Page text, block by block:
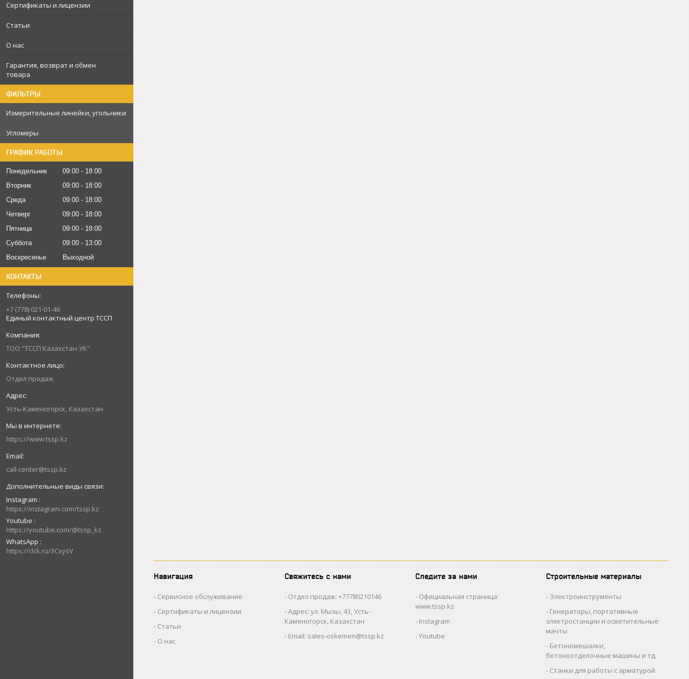
Сертификаты и лицензии
Статьи
О нас
Гарантия, возврат и обмен
товара
ФИЛЬТРЫ
Измерительные линейки, угольники
Угломеры
ГРАФИК РАБОТЫ
Понедельник 09:00
18:00
Вторник
09:00
18:00
Среда
09:00
18:00
Четверг
09:00
18:00
Пятница
09:00
18:00
Суббота
09:00
13:00
Воскресенье
Выходной
КОНТАКТЫ
+7 (778) 021-01-46
Единый контактный центр ТССП
ТОО "ТССП Казахстан-УК"
Отдел продаж
Усть-Каменогорск, Казахстан
https://www.tssp.kz
call-center@tssp.kz
Instagram
https://instagram.com/tssp.kz
Youtube
https://youtube.com/@tssp_kz
WhatsApp
https://clck.ru/3CxysV
Навигация
Сервисное обслуживание
Сертификаты и лицензии
Статьи
О нас
Свяжитесь с нами
Отдел продаж: +77780210146
Адрес: ул. Мызы, 43, Усть-
Каменогорск, Казахстан
Email: sales-oskemen@tssp.kz
Следите за нами
Официальная страница:
www.tssp.kz
Instagram
Youtube
Строительные материалы
Электроинструменты
Генераторы, портативные
электростанции и осветительные
мачты
Бетономешалки,
бетоноотделочные машины и тд.
Станки для работы с арматурой